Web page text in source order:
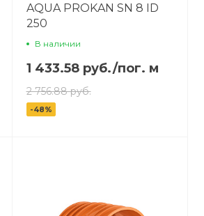
AQUA PROKAN SN 8 ID
250
В наличии
1 433.58 руб./пог. м
2 756.88 руб.
-48%